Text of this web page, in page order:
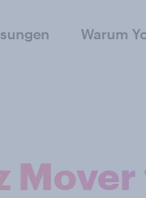
Warum
Mover